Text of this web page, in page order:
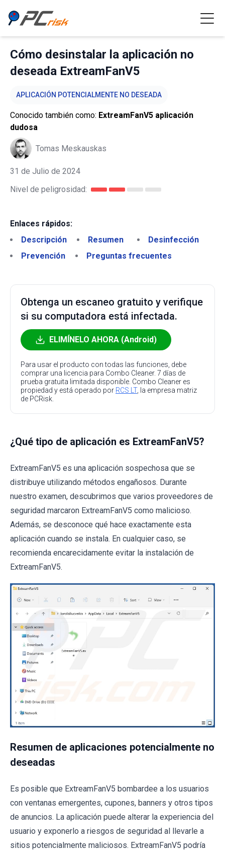
Cómo desinstalar la aplicación no
deseada ExtreamFanV5
APLICACIÓN POTENCIALMENTE NO DESEADA
Conocido también como: ExtreamFanV5 aplicación
dudosa
Tomas Meskauskas
31 de Julio de 2024
Nivel de peligrosidad:
Enlaces rápidos:
Descripción
Resumen
Desinfección
Prevención
Preguntas frecuentes
Obtenga un escaneo gratuito y verifique
si su computadora está infectada.
ELIMÍNELO AHORA (Android)
Para usar el producto con todas las funciones, debe
comprar una licencia para Combo Cleaner. 7 días de
prueba gratuita limitada disponible. Combo Cleaner es
propiedad y está operado por RCS LT, la empresa matriz
de PCRisk.
¿Qué tipo de aplicación es ExtreamFanV5?
ExtreamFanV5 es una aplicación sospechosa que se
distribuye utilizando métodos engañosos. Durante
nuestro examen, descubrimos que varios proveedores de
seguridad marcaron ExtreamFanV5 como malicioso.
Además, se desconoce qué hace exactamente esta
aplicación cuando se instala. En cualquier caso, se
recomienda encarecidamente evitar la instalación de
ExtreamFanV5.
Resumen de aplicaciones potencialmente no
deseadas
Es posible que ExtreamFanV5 bombardee a los usuarios
con ventanas emergentes, cupones, banners y otros tipos
de anuncios. La aplicación puede alterar la experiencia del
usuario y exponerlo a riesgos de seguridad al llevarle a
sitios potencialmente maliciosos. ExtreamFanV5 podría